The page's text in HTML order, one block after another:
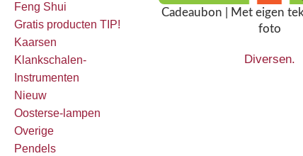
Feng Shui
Gratis producten TIP!
Kaarsen
Klankschalen-
Instrumenten
Nieuw
Oosterse-lampen
Overige
Pendels
Cadeaubon | Met eigen
foto
Diversen.